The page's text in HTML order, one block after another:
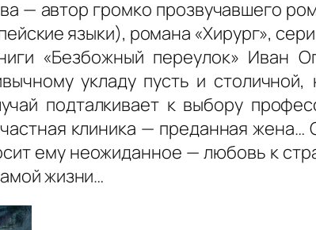
— автор громко прозвучавшего
языки), романа «Хирург»,
«Безбожный переулок» Иван
укладу пусть и
подталкивает к выбору
клиника — преданная
ему неожиданное — любовь к
жизни…